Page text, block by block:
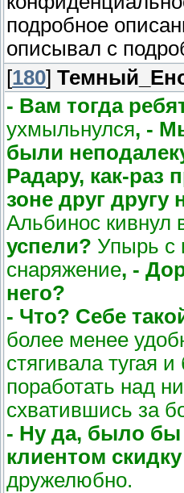
подробное
описывал с
[180]
- Вам тогда
ухмыльнулся, -
были
Радару, как-
зоне друг другу
Альбинос кивнул
успели? Упырь с
снаряжение, -
него?
- Что? Себе
более менее
стягивала тугая
поработать над
схватившись за
- Ну да, было бы
клиентом
дружелюбно.